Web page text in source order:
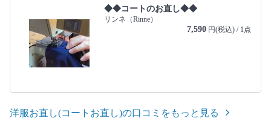
◆◆コートのお直し◆◆
リンネ（Rinne）
7,590 円(税込) / 1点
洋服お直し(コートお直し)の口コミをもっと見る